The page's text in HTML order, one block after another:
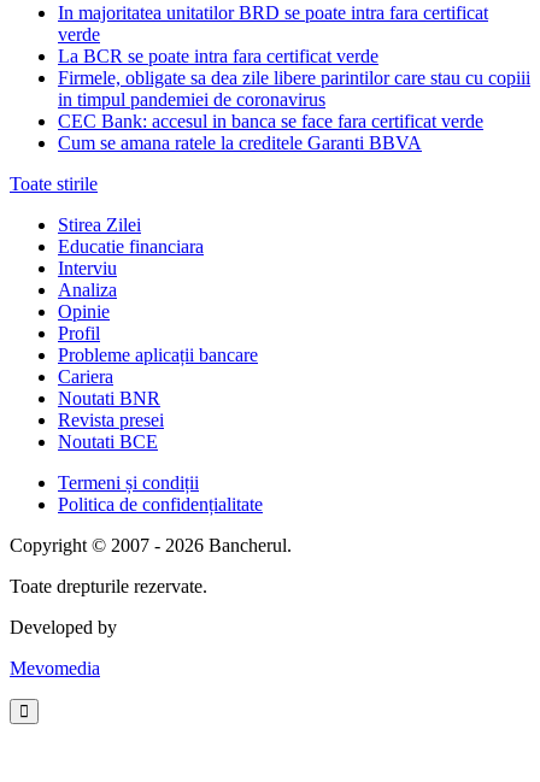
In majoritatea unitatilor BRD se poate intra fara certificat
verde
La BCR se poate intra fara certificat verde
Firmele, obligate sa dea zile libere parintilor care stau cu copiii
in timpul pandemiei de coronavirus
CEC Bank: accesul in banca se face fara certificat verde
Cum se amana ratele la creditele Garanti BBVA
Toate stirile
Stirea Zilei
Educatie financiara
Interviu
Analiza
Opinie
Profil
Probleme aplicații bancare
Cariera
Noutati BNR
Revista presei
Noutati BCE
Termeni și condiții
Politica de confidențialitate
Copyright © 2007 - 2026 Bancherul.
Toate drepturile rezervate.
Developed by
Mevomedia